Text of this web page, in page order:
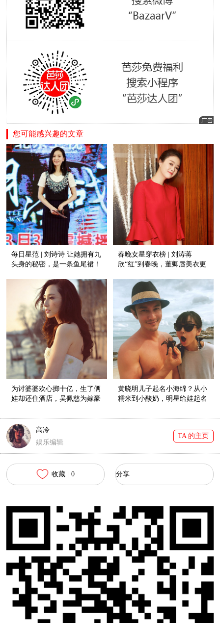
您可能感兴趣的文章
每日星范 | 刘诗诗 让她拥有九
头身的秘密，是一条鱼尾裙！
春晚女星穿衣榜 | 刘涛蒋
欣“红”到春晚，董卿唇美衣更
为讨婆婆欢心掷十亿，生了俩
娃却还住酒店，吴佩慈为嫁豪
黄晓明儿子起名小海绵？从小
糯米到小酸奶，明星给娃起名
高冷
娱乐编辑
TA 的主页
收藏 | 0 分享